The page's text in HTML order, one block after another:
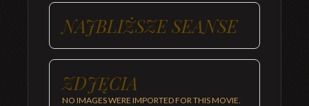
NAJBLIŻSZE SEANSE
ZDJĘCIA
NO IMAGES WERE IMPORTED FOR THIS MOVIE.